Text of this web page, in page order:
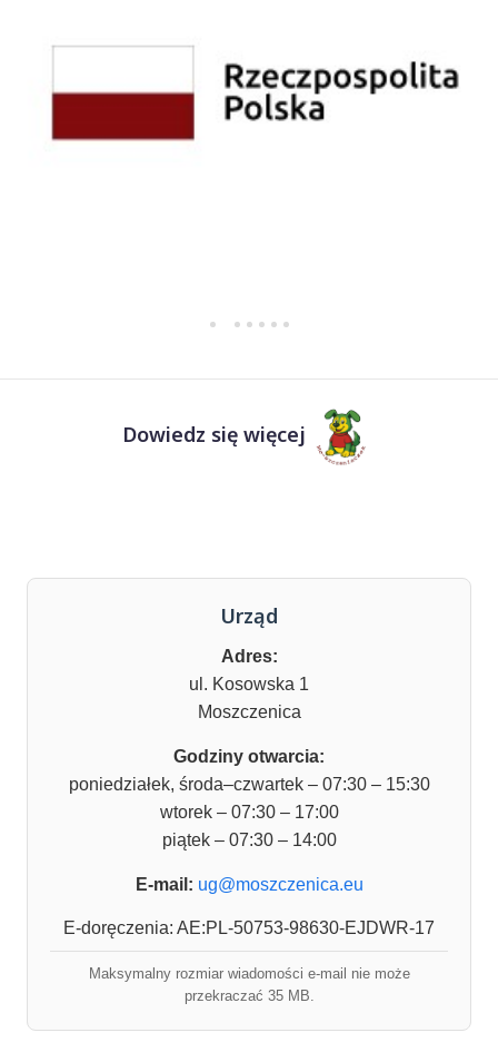
Dowiedz się więcej
Urząd
Adres:
ul. Kosowska 1
Moszczenica
Godziny otwarcia:
poniedziałek, środa–czwartek – 07:30 – 15:30
wtorek – 07:30 – 17:00
piątek – 07:30 – 14:00
E-mail: ug@moszczenica.eu
E-doręczenia: AE:PL-50753-98630-EJDWR-17
Maksymalny rozmiar wiadomości e-mail nie może
przekraczać 35 MB.